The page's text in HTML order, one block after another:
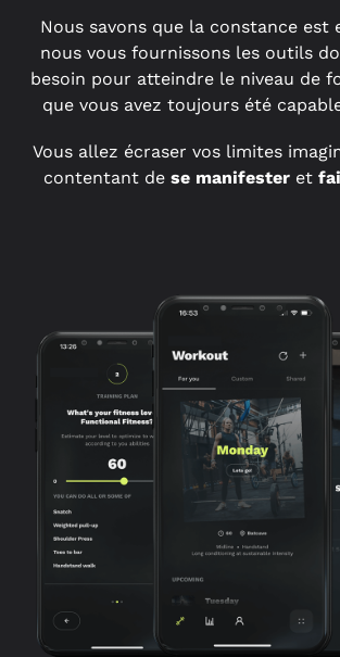
Nous savons que la constance est
nous vous fournissons les outils
besoin pour atteindre le niveau de
que vous avez toujours été
Vous allez écraser vos limites
contentant de se manifesteret